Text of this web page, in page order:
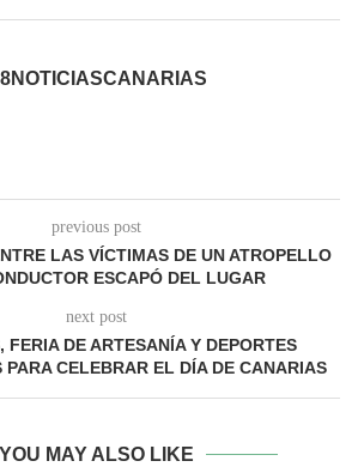
previous post
LAS VÍCTIMAS DE UN ATROPELLO
ESCAPÓ DEL LUGAR
next post
FERIA DE ARTESANÍA Y DEPORTES
PARA CELEBRAR EL DÍA DE CANARIAS
YOU MAY ALSO LIKE